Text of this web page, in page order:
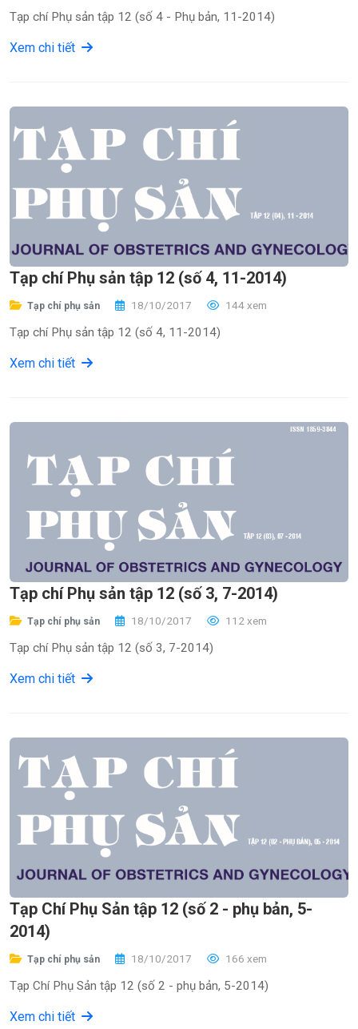
Tạp chí Phụ sản tập 12 (số 4 - Phụ bản, 11-2014)
Xem chi tiết
Tạp chí Phụ sản tập 12 (số 4, 11-2014)
Tạp chí phụ sản 18/10/2017 144 xem
Tạp chí Phụ sản tập 12 (số 4, 11-2014)
Xem chi tiết
Tạp chí Phụ sản tập 12 (số 3, 7-2014)
Tạp chí phụ sản 18/10/2017 112 xem
Tạp chí Phụ sản tập 12 (số 3, 7-2014)
Xem chi tiết
Tạp Chí Phụ Sản tập 12 (số 2 - phụ bản, 5-
2014)
Tạp chí phụ sản 18/10/2017 166 xem
Tạp Chí Phụ Sản tập 12 (số 2 - phụ bản, 5-2014)
Xem chi tiết